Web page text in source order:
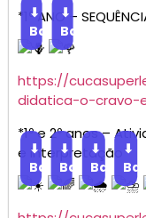
*1º ANO –
⬇
Baixar
⬇
Baixar
https://
didatica-o-cravo-
*1º e 2º anos –
e interpretação*
⬇
Baixar
⬇
Baixar
⬇
Baixar
⬇